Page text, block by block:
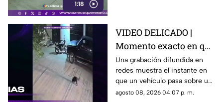
1:18
VIDEO DELICADO |
Momento exacto en que
camioneta atropella a
un perro y conductor
escapa
Una grabación difundida en
redes muestra el instante en
que un vehículo pasa sobre un
perro y continúa su camino sin
agosto 08, 2026 04:07 p. m.